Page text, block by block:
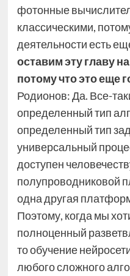
фотонные
классическими,
деятельности есть
оставим эту главу
потому что это еще
Родионов: Да. Все-
определенный тип
определенный тип
универсальный
доступен
полупроводниковой
одна другая
Поэтому, когда мы
полноценный
то обучение
любого сложного